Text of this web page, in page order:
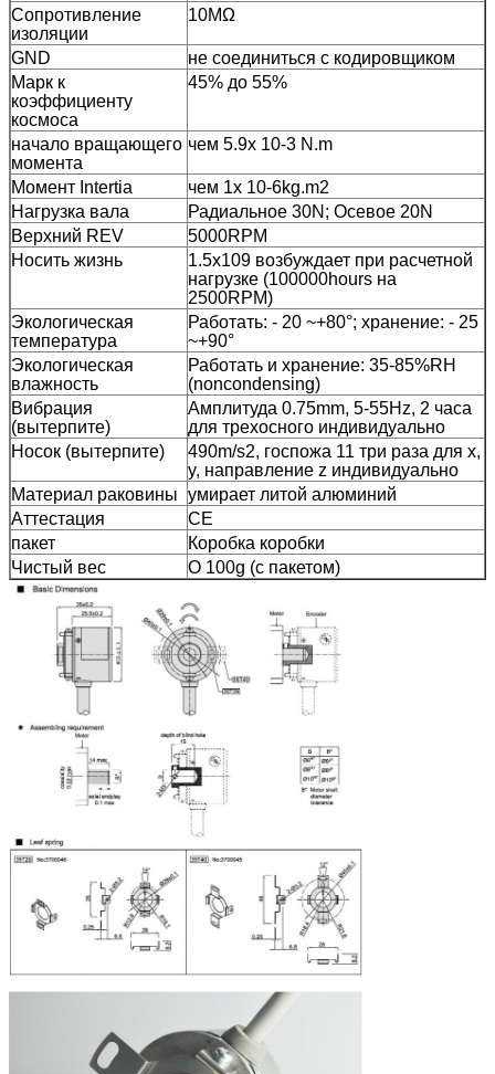
Сопротивление
изоляции
10MΩ
GND
не соединиться с кодировщиком
Марк к
коэффициенту
космоса
45% до 55%
начало вращающего
момента
чем 5.9x 10-3 N.m
Момент Intertia
чем 1x 10-6kg.m2
Нагрузка вала
Радиальное 30N; Осевое 20N
Верхний REV
5000RPM
Носить жизнь
1.5x109 возбуждает при расчетной
нагрузке (100000hours на
2500RPM)
Экологическая
температура
Работать: - 20 ~+80°; хранение: - 25
~+90°
Экологическая
влажность
Работать и хранение: 35-85%RH
(noncondensing)
Вибрация
(вытерпите)
Амплитуда 0.75mm, 5-55Hz, 2 часа
для трехосного индивидуально
Носок (вытерпите)
490m/s2, госпожа 11 три раза для x,
y, направление z индивидуально
Материал раковины умирает литой алюминий
Аттестация
CE
пакет
Коробка коробки
Чистый вес
О 100g (с пакетом)